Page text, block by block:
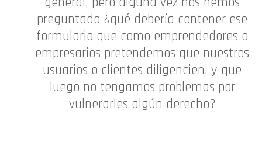
preguntado ¿qué debería contener ese
formulario que como emprendedores o
empresarios pretendemos que nuestros
usuarios o clientes diligencien, y que
luego no tengamos problemas por
vulnerarles algún derecho?